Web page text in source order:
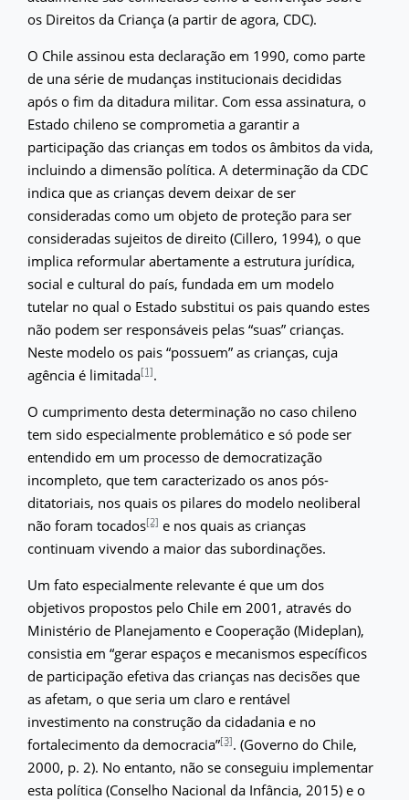
os Direitos da Criança (a partir de agora, CDC).
O Chile assinou esta declaração em 1990, como parte
de una série de mudanças institucionais decididas
após o fim da ditadura militar. Com essa assinatura, o
Estado chileno se comprometia a garantir a
participação das crianças em todos os âmbitos da vida,
incluindo a dimensão política. A determinação da CDC
indica que as crianças devem deixar de ser
consideradas como um objeto de proteção para ser
consideradas sujeitos de direito (Cillero, 1994), o que
implica reformular abertamente a estrutura jurídica,
social e cultural do país, fundada em um modelo
tutelar no qual o Estado substitui os pais quando estes
não podem ser responsáveis pelas “suas” crianças.
Neste modelo os pais “possuem” as crianças, cuja
agência é limitada[1].
O cumprimento desta determinação no caso chileno
tem sido especialmente problemático e só pode ser
entendido em um processo de democratização
incompleto, que tem caracterizado os anos pós-
ditatoriais, nos quais os pilares do modelo neoliberal
não foram tocados[2] e nos quais as crianças
continuam vivendo a maior das subordinações.
Um fato especialmente relevante é que um dos
objetivos propostos pelo Chile em 2001, através do
Ministério de Planejamento e Cooperação (Mideplan),
consistia em “gerar espaços e mecanismos específicos
de participação efetiva das crianças nas decisões que
as afetam, o que seria um claro e rentável
investimento na construção da cidadania e no
fortalecimento da democracia”[3]. (Governo do Chile,
2000, p. 2). No entanto, não se conseguiu implementar
esta política (Conselho Nacional da Infância, 2015) e o